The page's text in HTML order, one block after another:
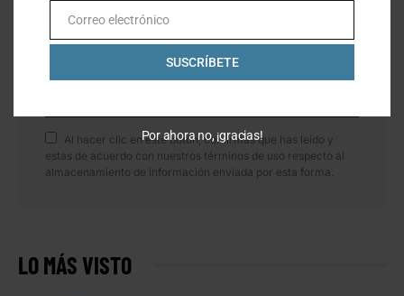
SUSCRÍBETE A NUESTRO NEWSLETTER
Al hacer clic en este botón, confirmas que has leído y
estas de acuerdo con nuestros términos de uso respecto al
almacenamiento de información enviada por esta forma.
LO MÁS VISTO
EmailCorreo electrónico
SUSCRÍBETE
Por ahora no, ¡gracias!